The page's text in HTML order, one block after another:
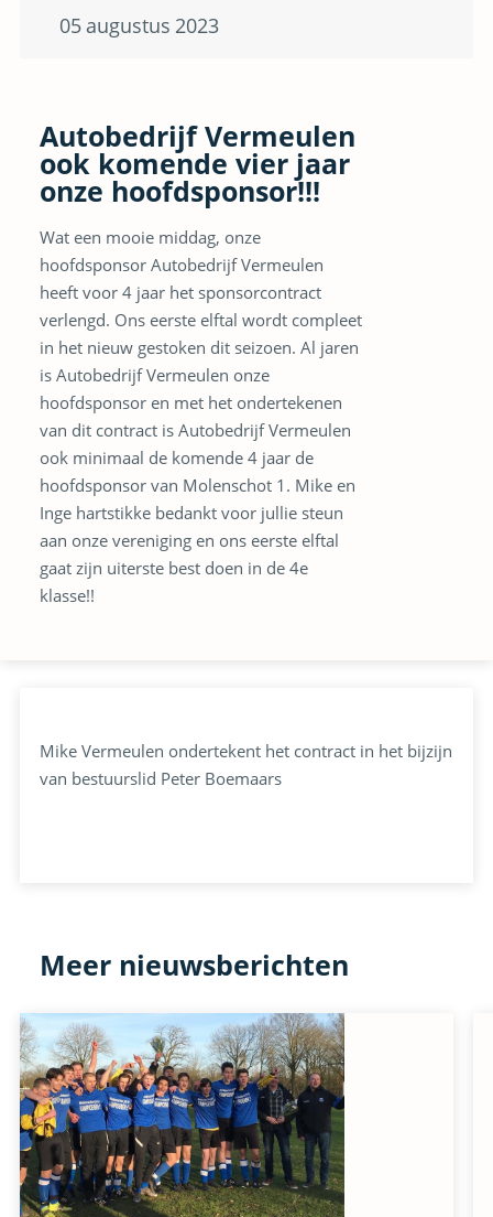
05 augustus 2023
Autobedrijf Vermeulen
ook komende vier jaar
onze hoofdsponsor!!!
Wat een mooie middag, onze
hoofdsponsor Autobedrijf Vermeulen
heeft voor 4 jaar het sponsorcontract
verlengd. Ons eerste elftal wordt compleet
in het nieuw gestoken dit seizoen. Al jaren
is Autobedrijf Vermeulen onze
hoofdsponsor en met het ondertekenen
van dit contract is Autobedrijf Vermeulen
ook minimaal de komende 4 jaar de
hoofdsponsor van Molenschot 1. Mike en
Inge hartstikke bedankt voor jullie steun
aan onze vereniging en ons eerste elftal
gaat zijn uiterste best doen in de 4e
klasse!!
Mike Vermeulen ondertekent het contract in het bijzijn
van bestuurslid Peter Boemaars
Meer nieuwsberichten